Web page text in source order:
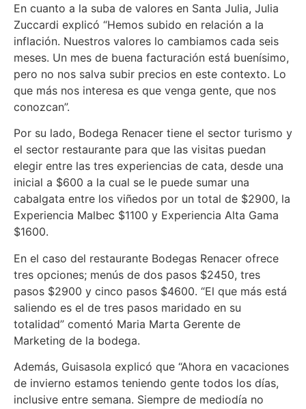
En cuanto a la suba de valores en Santa Julia, Julia
Zuccardi explicó “Hemos subido en relación a la
inflación. Nuestros valores lo cambiamos cada seis
meses. Un mes de buena facturación está buenísimo,
pero no nos salva subir precios en este contexto. Lo
que más nos interesa es que venga gente, que nos
conozcan”.
Por su lado, Bodega Renacer tiene el sector turismo y
el sector restaurante para que las visitas puedan
elegir entre las tres experiencias de cata, desde una
inicial a $600 a la cual se le puede sumar una
cabalgata entre los viñedos por un total de $2900, la
Experiencia Malbec $1100 y Experiencia Alta Gama
$1600.
En el caso del restaurante Bodegas Renacer ofrece
tres opciones; menús de dos pasos $2450, tres
pasos $2900 y cinco pasos $4600. “El que más está
saliendo es el de tres pasos maridado en su
totalidad” comentó Maria Marta Gerente de
Marketing de la bodega.
Además, Guisasola explicó que “Ahora en vacaciones
de invierno estamos teniendo gente todos los días,
inclusive entre semana. Siempre de mediodía no